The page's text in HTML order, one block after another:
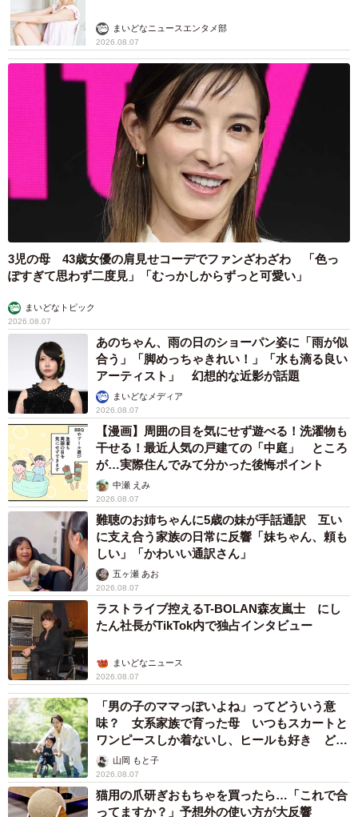
まいどなニュースエンタメ部
2026.08.07
3児の母 43歳女優の肩見せコーデでファンざわざわ 「色っ
ぽすぎて思わず二度見」「むっかしからずっと可愛い」
まいどなトピック
2026.08.07
あのちゃん、雨の日のショーパン姿に「雨が似
合う」「脚めっちゃきれい！」「水も滴る良い
アーティスト」 幻想的な近影が話題
まいどなメディア
2026.08.07
【漫画】周囲の目を気にせず遊べる！洗濯物も
干せる！最近人気の戸建ての「中庭」 ところ
が…実際住んでみて分かった後悔ポイント
中瀬 えみ
2026.08.07
難聴のお姉ちゃんに5歳の妹が手話通訳 互い
に支え合う家族の日常に反響「妹ちゃん、頼も
しい」「かわいい通訳さん」
五ヶ瀬 あお
2026.08.07
ラストライブ控えるT-BOLAN森友嵐士 にし
たん社長がTikTok内で独占インタビュー
まいどなニュース
2026.08.07
「男の子のママっぽいよね」ってどういう意
味？ 女系家族で育った母 いつもスカートと
ワンピースしか着ないし、ヒールも好き どの
へんが…
山岡 もと子
2026.08.07
猫用の爪研ぎおもちゃを買ったら…「これで合
ってますか？」予想外の使い方が大反響